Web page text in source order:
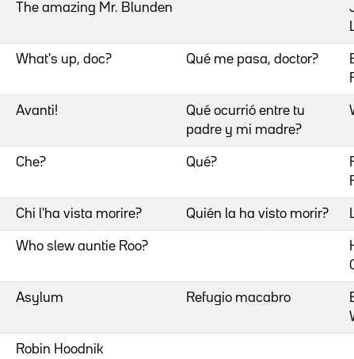
The amazing Mr. Blunden
What's up, doc? Qué me pasa, doctor?
Avanti!
Qué ocurrió entre tu
padre y mi madre?
Che? Qué?
Chi l'ha vista morire? Quién la ha visto morir?
Who slew auntie Roo?
Asylum Refugio macabro
Robin Hoodnik